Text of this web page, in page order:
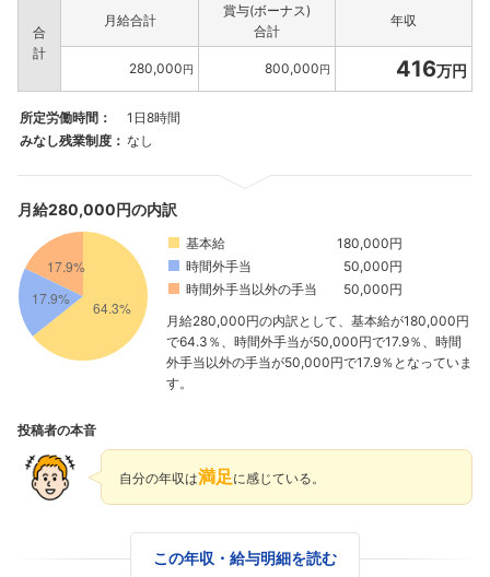
合
計
月給合計
賞与(ボーナス)
合計
年収
280,000円 800,000円 416万円
所定労働時間：
1日8時間
みなし残業制度： なし
月給280,000円の内訳
基本給
180,000円
時間外手当
50,000円
時間外手当以外の手当
50,000円
月給280,000円の内訳として、基本給が180,000円
で64.3％、時間外手当が50,000円で17.9％、時間
外手当以外の手当が50,000円で17.9％となっていま
す。
投稿者の本音
自分の年収は満足に感じている。
この年収・給与明細を読む